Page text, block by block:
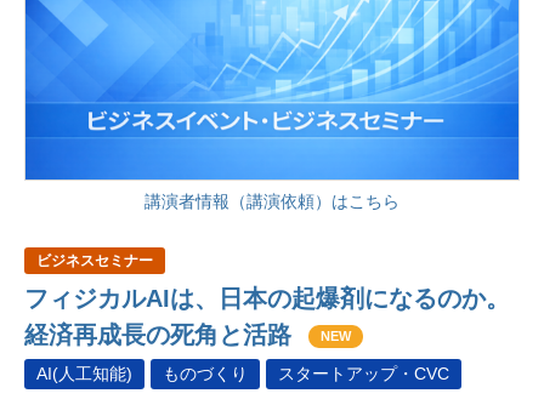
講演者情報（講演依頼）はこちら
ビジネスセミナー
フィジカルAIは、日本の起爆剤になるのか。
経済再成長の死角と活路
NEW
AI(人工知能) ものづくり スタートアップ・CVC